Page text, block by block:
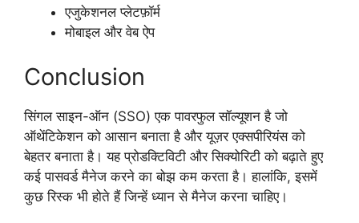
एजुकेशनल प्लेटफ़ॉर्म
मोबाइल और वेब ऐप
Conclusion
सिंगल साइन-ऑन (SSO) एक पावरफुल सॉल्यूशन है जो
ऑथेंटिकेशन को आसान बनाता है और यूज़र एक्सपीरियंस को
बेहतर बनाता है। यह प्रोडक्टिविटी और सिक्योरिटी को बढ़ाते हुए
कई पासवर्ड मैनेज करने का बोझ कम करता है। हालांकि, इसमें
कुछ रिस्क भी होते हैं जिन्हें ध्यान से मैनेज करना चाहिए।